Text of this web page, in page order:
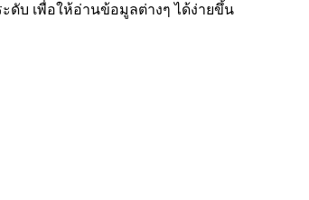
ดับ เพื่อให้อ่านข้อมูลต่างๆ ได้ง่ายขึ้น